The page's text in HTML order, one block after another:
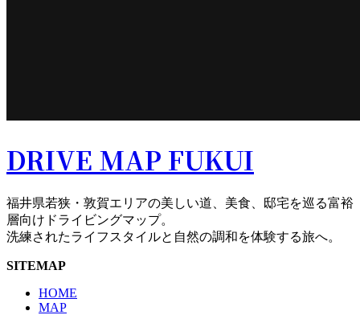
DRIVE MAP FUKUI
福井県若狭・敦賀エリアの美しい道、美食、邸宅を巡る富裕
層向けドライビングマップ。
洗練されたライフスタイルと自然の調和を体験する旅へ。
SITEMAP
HOME
MAP